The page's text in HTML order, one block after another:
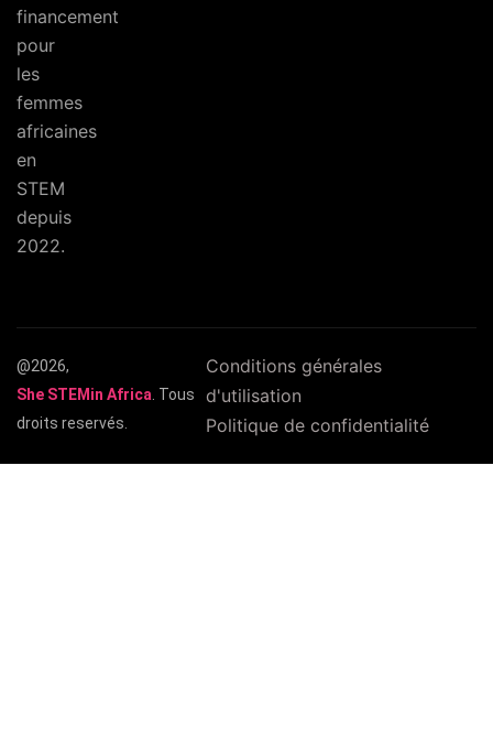
financement
pour
les
femmes
africaines
en
STEM
depuis
2022.
@2026,
She STEMin Africa. Tous
droits reservés.
Conditions générales
d'utilisation
Politique de confidentialité